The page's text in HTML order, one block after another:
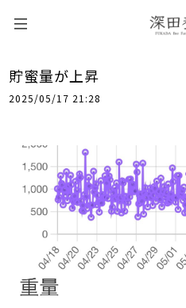
貯蜜量が上昇
2025/05/17 21:28